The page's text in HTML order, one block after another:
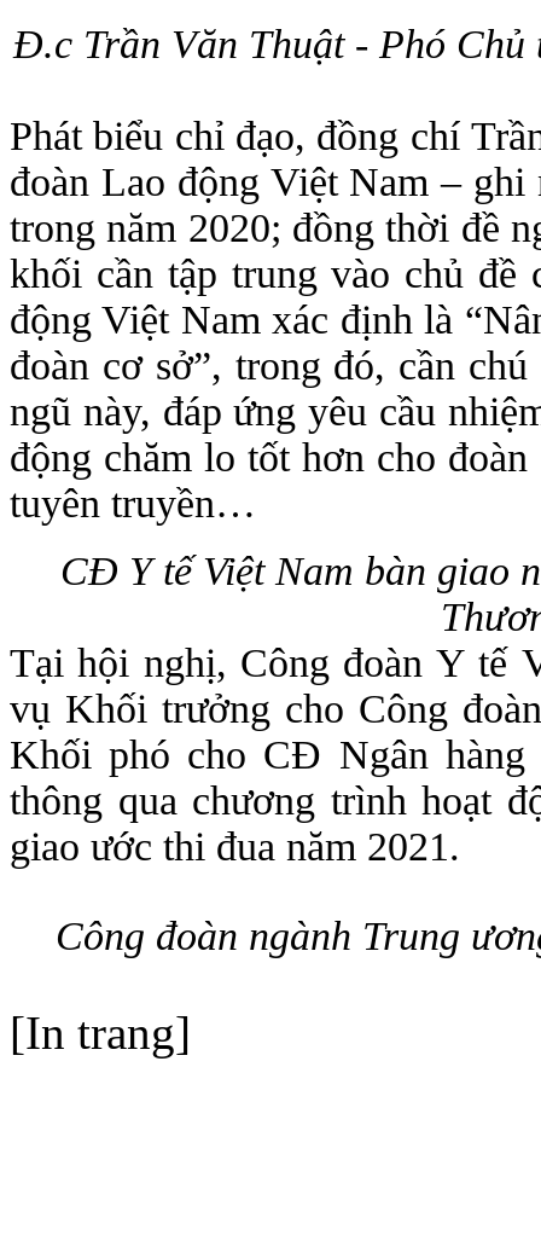
Đ.c Trần Văn Thuật - Phó
Phát biểu chỉ đạo, đồng chí
đoàn Lao động Việt Nam –
trong năm 2020; đồng thời đề
khối cần tập trung vào chủ đề
động Việt Nam xác định là
đoàn cơ sở”, trong đó, cần
ngũ này, đáp ứng yêu cầu
động chăm lo tốt hơn cho
tuyên truyền…
CĐ Y tế Việt Nam bàn giao
Tại hội nghị, Công đoàn Y tế
vụ Khối trưởng cho Công
Khối phó cho CĐ Ngân
thông qua chương trình hoạt
giao ước thi đua năm 2021.
Công đoàn ngành Trung
[In trang]